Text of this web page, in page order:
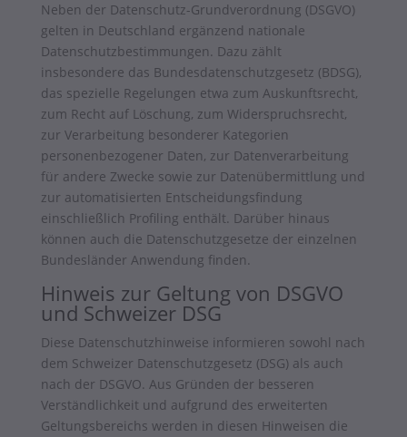
Neben der Datenschutz-Grundverordnung (DSGVO)
gelten in Deutschland ergänzend nationale
Datenschutzbestimmungen. Dazu zählt
insbesondere das Bundesdatenschutzgesetz (BDSG),
das spezielle Regelungen etwa zum Auskunftsrecht,
zum Recht auf Löschung, zum Widerspruchsrecht,
zur Verarbeitung besonderer Kategorien
personenbezogener Daten, zur Datenverarbeitung
für andere Zwecke sowie zur Datenübermittlung und
zur automatisierten Entscheidungsfindung
einschließlich Profiling enthält. Darüber hinaus
können auch die Datenschutzgesetze der einzelnen
Bundesländer Anwendung finden.
Hinweis zur Geltung von DSGVO
und Schweizer DSG
Diese Datenschutzhinweise informieren sowohl nach
dem Schweizer Datenschutzgesetz (DSG) als auch
nach der DSGVO. Aus Gründen der besseren
Verständlichkeit und aufgrund des erweiterten
Geltungsbereichs werden in diesen Hinweisen die